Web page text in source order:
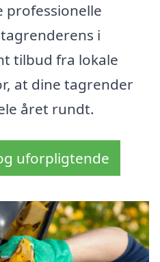
professionelle
i
tilbud fra lokale
at dine tagrender
året rundt.
uforpligtende